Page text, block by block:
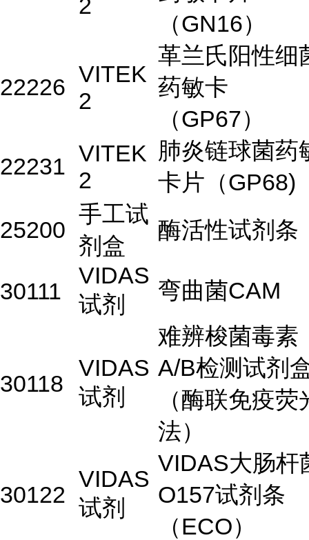
2
（GN16）
22226 VITEK
2
革兰氏阳性细
药敏卡
（GP67）
22231 VITEK
2
肺炎链球菌药
卡片（GP68)
25200
手工试
剂盒
酶活性试剂条
30111
VIDAS
试剂
弯曲菌CAM
30118
VIDAS
试剂
难辨梭菌毒素
A/B检测试剂
（酶联免疫荧
法）
30122
VIDAS
试剂
VIDAS大肠杆
O157试剂条
（ECO）